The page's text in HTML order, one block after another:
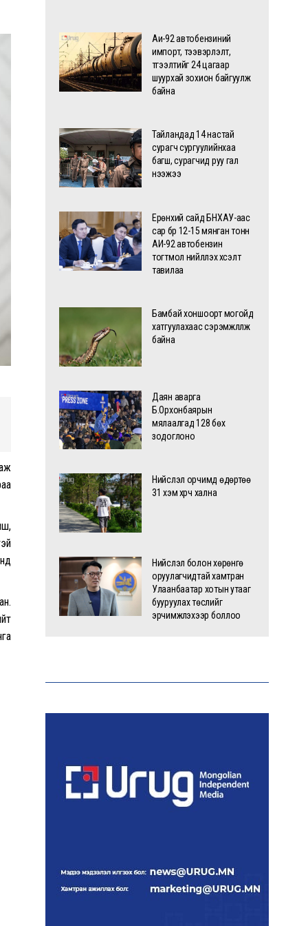
Аи-92 автобензиний
импорт, тээвэрлэлт,
түгээлтийг 24 цагаар
шуурхай зохион байгуулж
байна
Тайландад 14 настай
сурагч сургуулийнхаа
багш, сурагчид руу гал
нээжээ
Ерөнхий сайд БНХАУ-аас
сар бүр 12-15 мянган тонн
АИ-92 автобензин
тогтмол нийлүүлэх хүсэлт
тавилаа
Бамбай хоншоорт могойд
хатгуулахаас сэрэмжлүүлж
байна
Даян аварга
Б.Орхонбаярын
мялаалгад 128 бөх
зодоглоно
Нийслэл орчимд өдөртөө
31 хэм хүрч хална
Нийслэл болон хөрөнгө
оруулагчидтай хамтран
Улаанбаатар хотын утааг
бууруулах төслийг
эрчимжүүлэхээр боллоо
бүртгэл өмнөх оноос 1.3
хайрхны төрийн тахилгад
оролцлоо
хүргэлээ